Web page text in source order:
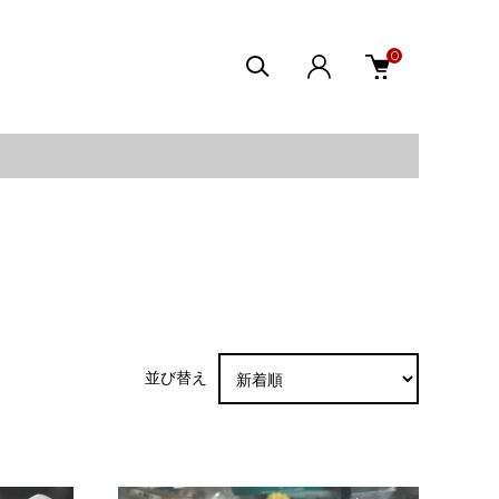
0
並び替え